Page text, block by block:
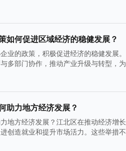
如何促进区域经济的稳健发展？
业的政策，积极促进经济的稳健发展
多部门协作，推动产业升级与转型，
助力地方经济发展？
地方经济发展？江北区在推动经济增
创造就业和提升市场活力。这些举措